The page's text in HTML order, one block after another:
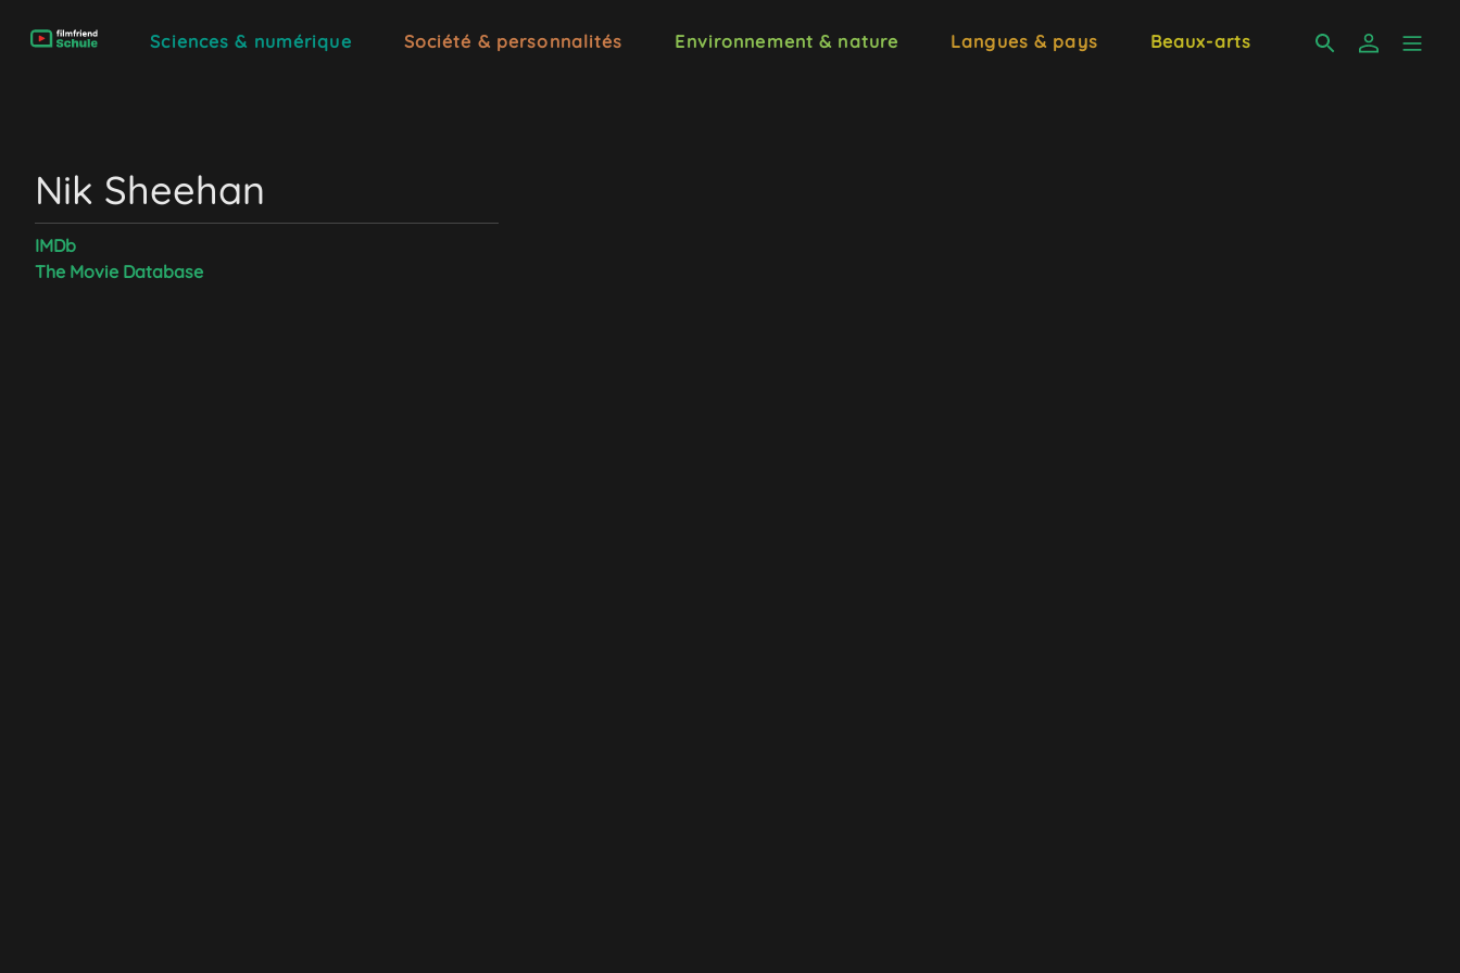
Sciences & numérique Société & personnalités Environnement & nature Langues & pays Beaux-arts
Nik Sheehan
IMDb
The Movie Database